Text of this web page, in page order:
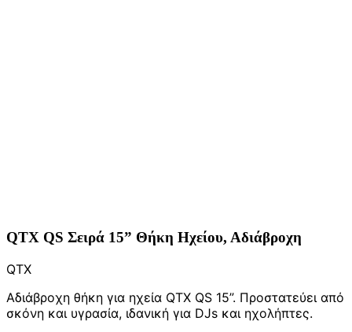
QTX QS Σειρά 15” Θήκη Ηχείου, Αδιάβροχη
QTX
Αδιάβροχη θήκη για ηχεία QTX QS 15”. Προστατεύει από
σκόνη και υγρασία, ιδανική για DJs και ηχολήπτες.